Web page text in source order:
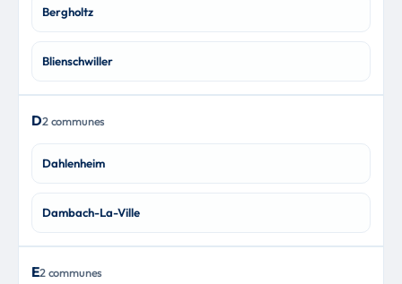
Bergholtz
Blienschwiller
D2 communes
Dahlenheim
Dambach-La-Ville
E2 communes